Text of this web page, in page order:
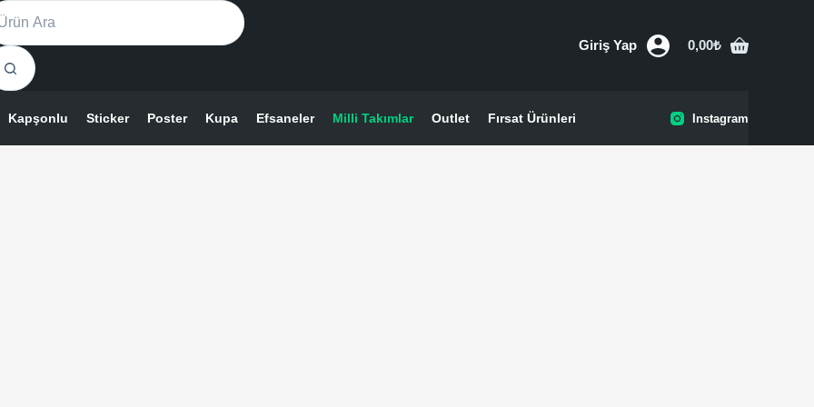
Giriş Yap
Shopping
0,00₺
Kapşonlu Sticker Poster Kupa Efsaneler Milli Takımlar Outlet Fırsat Ürünleri Instagram